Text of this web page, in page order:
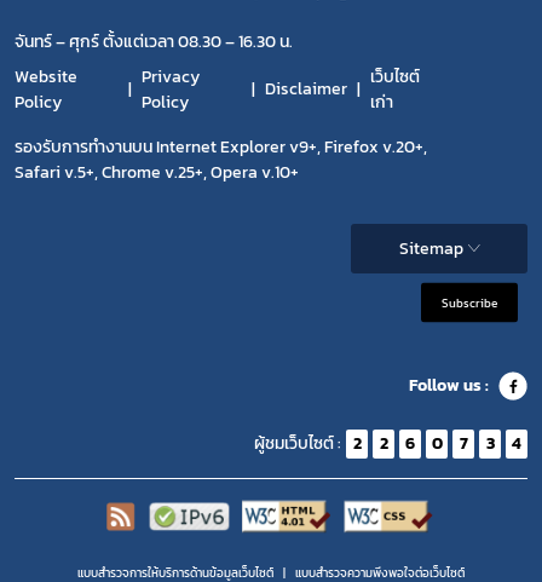
จันทร์ – ศุกร์ ตั้งแต่เวลา 08.30 – 16.30 น.
Website
Policy
Privacy
Policy
Disclaimer
เว็บไซต์
เก่า
รองรับการทำงานบน Internet Explorer v9+, Firefox v.20+,
Safari v.5+, Chrome v.25+, Opera v.10+
Sitemap
Subscribe
Follow us :
ผู้ชมเว็บไซต์ : 2 2 6 0 7 3 4
แบบสำรวจการให้บริการด้านข้อมูลเว็บไซต์ แบบสำรวจความพีงพอใจต่อเว็บไซต์